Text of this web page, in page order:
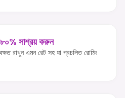
সাশ্রয় করুন
রাখুন এমন রেট সহ যা প্রচলিত রোমিং